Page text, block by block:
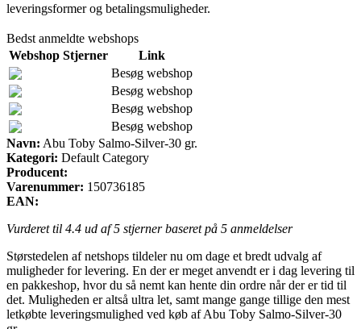
leveringsformer og betalingsmuligheder.
Bedst anmeldte webshops
Webshop Stjerner
Link
Besøg webshop
Besøg webshop
Besøg webshop
Besøg webshop
Navn: Abu Toby Salmo-Silver-30 gr.
Kategori: Default Category
Producent:
Varenummer: 150736185
EAN:
Vurderet til 4.4 ud af 5 stjerner baseret på 5 anmeldelser
Størstedelen af netshops tildeler nu om dage et bredt udvalg af
muligheder for levering. En der er meget anvendt er i dag levering til
en pakkeshop, hvor du så nemt kan hente din ordre når der er tid til
det. Muligheden er altså ultra let, samt mange gange tillige den mest
letkøbte leveringsmulighed ved køb af Abu Toby Salmo-Silver-30